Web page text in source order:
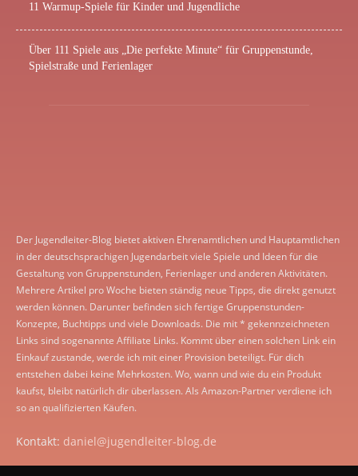
11 Warmup-Spiele für Kinder und Jugendliche
Über 111 Spiele aus „Die perfekte Minute“ für Gruppenstunde,
Spielstraße und Ferienlager
Der Jugendleiter-Blog bietet aktiven Ehrenamtlichen und Hauptamtlichen
in der deutschsprachigen Jugendarbeit viele Spiele und Ideen für die
Gestaltung von Gruppenstunden, Ferienlager und anderen Aktivitäten.
Mehrere Artikel pro Woche bieten ständig neue Tipps, die direkt genutzt
werden können. Darunter befinden sich fertige Gruppenstunden-
Konzepte, Buchtipps und viele Downloads. Die mit * gekennzeichneten
Links sind sogenannte Affiliate Links. Kommt über einen solchen Link ein
Einkauf zustande, werde ich mit einer Provision beteiligt. Für dich
entstehen dabei keine Mehrkosten. Wo, wann und wie du ein Produkt
kaufst, bleibt natürlich dir überlassen. Als Amazon-Partner verdiene ich
so an qualifizierten Käufen.
Kontakt: daniel@jugendleiter-blog.de